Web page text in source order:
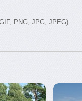
PNG, JPG, JPEG):